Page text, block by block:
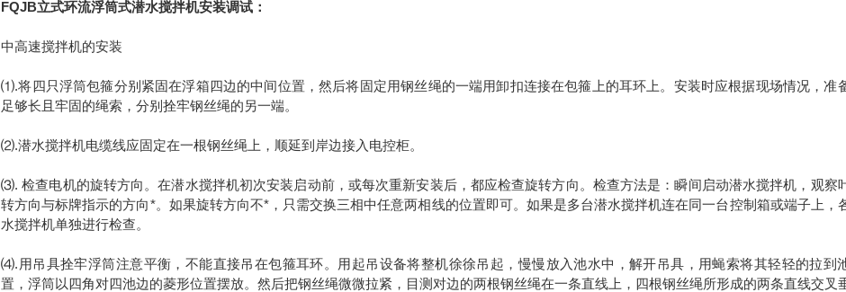
FQJB立式环流浮筒式潜水搅拌机安装调试：
中高速搅拌机的安装
⑴.将四只浮筒包箍分别紧固在浮箱四边的中间位置，然后将固定用钢丝绳的一端用卸扣连接在包箍上的耳环上。安装时应根据现场情况，准
足够长且牢固的绳索，分别拴牢钢丝绳的另一端。
⑵.潜水搅拌机电缆线应固定在一根钢丝绳上，顺延到岸边接入电控柜。
⑶. 检查电机的旋转方向。在潜水搅拌机初次安装启动前，或每次重新安装后，都应检查旋转方向。检查方法是：瞬间启动潜水搅拌机，观察
转方向与标牌指示的方向*。如果旋转方向不*，只需交换三相中任意两相线的位置即可。如果是多台潜水搅拌机连在同一台控制箱或端子上，
水搅拌机单独进行检查。
⑷.用吊具拴牢浮筒注意平衡，不能直接吊在包箍耳环。用起吊设备将整机徐徐吊起，慢慢放入池水中，解开吊具，用蝇索将其轻轻的拉到
置，浮筒以四角对四池边的菱形位置摆放。然后把钢丝绳微微拉紧，目测对边的两根钢丝绳在一条直线上，四根钢丝绳所形成的两条直线交叉